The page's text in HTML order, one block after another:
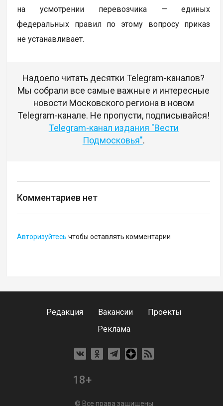
на усмотрении перевозчика — единых
федеральных правил по этому вопросу приказ
не устанавливает.
Надоело читать десятки Telegram-каналов?
Мы собрали все самые важные и интересные
новости Московского региона в новом
Telegram-канале. Не пропусти, подписывайся!
Telegram-канал издания "Вести
Подмосковья".
Комментариев нет
Авторизуйтесь чтобы оставлять комментарии
Редакция Вакансии
Проекты
Реклама
18+
© Все права защищены